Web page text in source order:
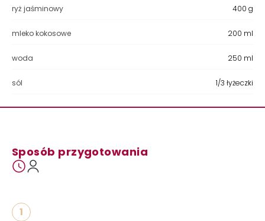
ryż jaśminowy 400 g
mleko kokosowe 200 ml
woda 250 ml
sól 1/3 łyżeczki
Sposób przygotowania
1